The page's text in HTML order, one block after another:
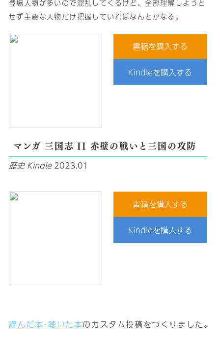
登場人物が多いので混乱してくるけど、全部理解しようと
せず主要な人物だけ把握していればなんとかなる。
書籍を購入する
Kindleを購入する
マンガ 三国志 II 赤壁の戦いと三国の攻防
歴史 Kindle 2023.01
書籍を購入する
Kindleを購入する
読んだ本･聴いた本のカスタム投稿をつくりました｡